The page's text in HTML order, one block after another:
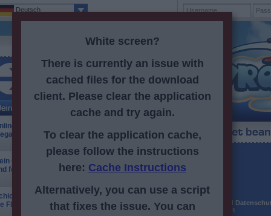
Deutsch
Registriert:
spielen im Browser: Bau Deinen eigenen
Airport auf!
Online-Flughafen! Steuere den Luftverkehr
fertige Flieger ab
Deine Flugzeuge um die Welt: Besuche
Flughäfen Deiner Freunde
Username
E-Mail
und
akzeptiert
White screen?
There is currently an issue with
cached files for the download
client. Please clear the application
cache and try again.
To clear the application cache,
please follow the instructions
here: Cache Instructions
Alternatively, you can use a script
that fixes the issue. You can